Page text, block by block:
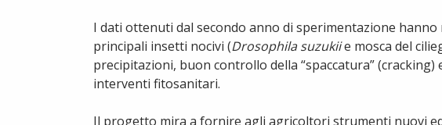
I dati ottenuti dal secondo anno di sperimentazione
principali insetti nocivi (Drosophila suzukiie mosca del
precipitazioni, buon controllo della “spaccatura”
interventi fitosanitari.
Il progetto mira a fornire agli agricoltori strumenti nuovi